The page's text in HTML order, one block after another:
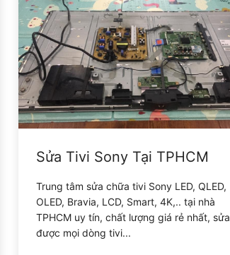
Sửa Tivi Sony Tại TPHCM
Trung tâm sửa chữa tivi Sony LED, QLED,
OLED, Bravia, LCD, Smart, 4K,.. tại nhà
TPHCM uy tín, chất lượng giá rẻ nhất, sửa
được mọi dòng tivi...